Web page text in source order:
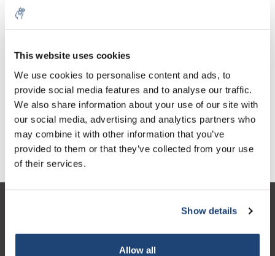
This website uses cookies
We use cookies to personalise content and ads, to
provide social media features and to analyse our traffic.
We also share information about your use of our site with
our social media, advertising and analytics partners who
may combine it with other information that you’ve
provided to them or that they’ve collected from your use
of their services.
Show details
Allow all
1 Stück exkl. MwSt.
€459,14
Inkl. MwSt.
Zum Warenkorb hinzufügen
Informationen
Mein Konto